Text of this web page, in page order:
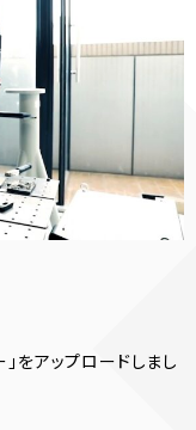
をアップロードしまし